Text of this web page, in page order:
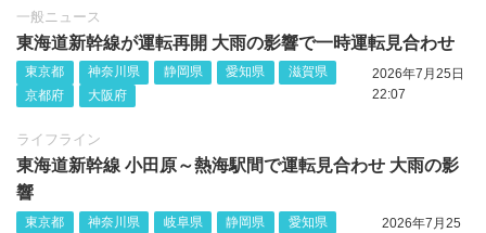
一般ニュース
東海道新幹線が運転再開 大雨の影響で一時運転見合わせ
東京都 神奈川県 静岡県 愛知県
滋賀県
京都府
大阪府
2026年7月25日
22:07
ライフライン
東海道新幹線 小田原～熱海駅間で運転見合わせ 大雨の影
響
東京都 神奈川県 岐阜県 静岡県
愛知県
2026年7月25